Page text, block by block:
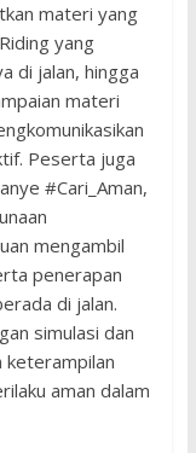
materi yang
yang
di jalan, hingga
materi
Peserta juga
#Cari_Aman,
mengambil
penerapan
di jalan.
simulasi dan
keterampilan
aman dalam